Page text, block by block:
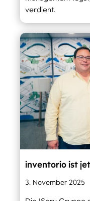
verdient.
inventorio ist
3. November 2025